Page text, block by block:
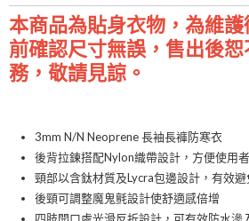
本商品為貼身衣物，為維
前確認尺寸無誤，售出後
務，敬請見諒。
3mm N/N Neoprene 長袖長褲防寒衣
後背拉鍊搭配Nylon織帶設計，方便使用
頸部以含鈦材質及Lycra包邊設計，有效
後頸可調整魔鬼氈設計使舒適感倍增